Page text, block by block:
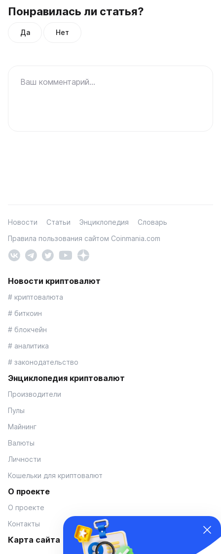
Понравилась ли статья?
Да Нет
Ваш комментарий...
Новости Статьи Энциклопедия
Словарь
Правила пользования сайтом Coinmania.com
Новости криптовалют
# криптовалюта
# биткоин
# блокчейн
# аналитика
# законодательство
Энциклопедия криптовалют
Производители
Пулы
Майнинг
Валюты
Личности
Кошельки для криптовалют
О проекте
О проекте
Контакты
Карта сайта